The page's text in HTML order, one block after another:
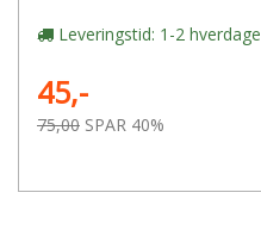
Leveringstid: 1-2 hverdage
45,-
75,00 SPAR 40%